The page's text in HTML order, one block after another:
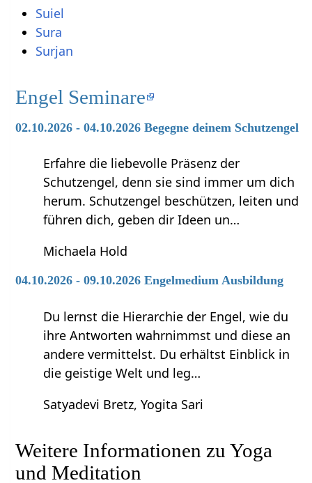
Suiel
Sura
Surjan
Engel Seminare
02.10.2026 - 04.10.2026 Begegne deinem Schutzengel
Erfahre die liebevolle Präsenz der
Schutzengel, denn sie sind immer um dich
herum. Schutzengel beschützen, leiten und
führen dich, geben dir Ideen un…
Michaela Hold
04.10.2026 - 09.10.2026 Engelmedium Ausbildung
Du lernst die Hierarchie der Engel, wie du
ihre Antworten wahrnimmst und diese an
andere vermittelst. Du erhältst Einblick in
die geistige Welt und leg…
Satyadevi Bretz, Yogita Sari
Weitere Informationen zu Yoga
und Meditation